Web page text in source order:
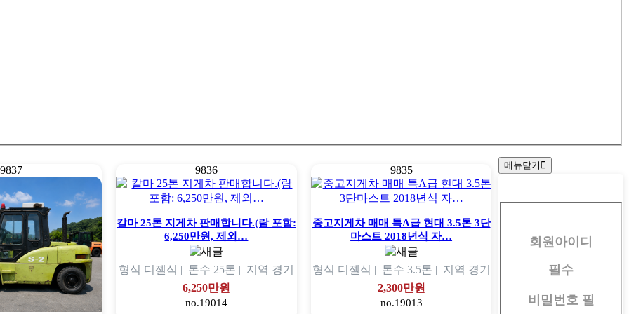
9837 9836
칼마 25톤 지게차 판매합니다.(람 포함:
6,250만원, 제외…
형식 디젤식 | 톤수 25톤 | 지역 경기
6,250만원
no.19014
9835
중고지게차 매매 특A급 현대 3.5톤 3단
마스트 2018년식 자…
형식 디젤식 | 톤수 3.5톤 | 지역 경기
2,300만원
no.19013
메뉴닫기
회
회원아이디
필수
비밀번호필